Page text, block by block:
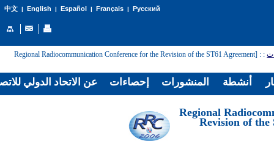
中文| English | Español | Français| Русский
:
: [Regional Radiocommunication Conference for the Revision of the ST61 Agreement
[Regional
Revision of the
عن الاتحاد الدولي إحصاءات المنشورات أنشطة